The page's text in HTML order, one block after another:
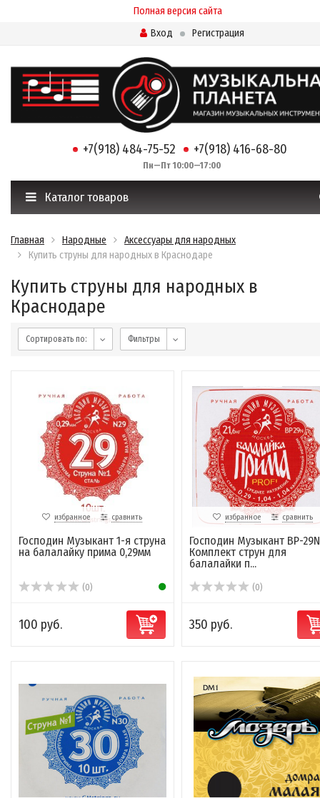
Полная версия сайта
Вход
Регистрация
+7(918) 484-75-52 +7(918) 416-68-80
Пн—Пт 10:00—17:00
Каталог товаров
Главная Народные
Аксессуары для народных
Купить струны для народных в Краснодаре
Купить струны для народных в
Краснодаре
Сортировать по: Фильтры
избранное сравнить
Господин Музыкант 1-я струна
на балалайку прима 0,29мм
(0)
100 руб.
избранное сравнить
Господин Музыкант BP-
Комплект струн для
балалайки п...
(0)
350 руб.